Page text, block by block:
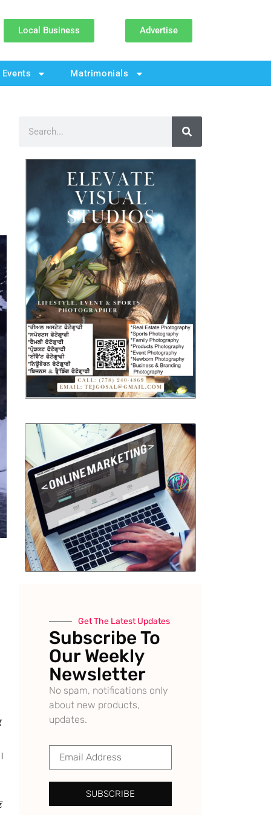
Local Business Advertise
Events Matrimonials
Get The Latest Updates
Subscribe To
Our Weekly
Newsletter
No spam, notifications only
about new products,
updates.
SUBSCRIBE